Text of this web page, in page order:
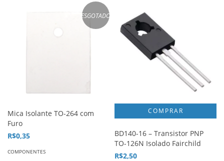
ESGOTADO
Mica Isolante TO-264 com
Furo
R$0,35
COMPONENTES
BD140-16 – Transistor PNP
TO-126N Isolado Fairchild
R$2,50